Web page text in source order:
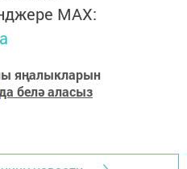
MАХ:
яңалыкларын
белә аласыз